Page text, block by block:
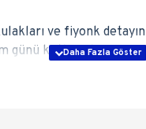
ve fiyonk
günü kutlamalarına